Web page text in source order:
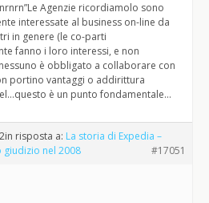
Agenzie ricordiamolo sono
interessate al business on-line da
in genere (le co-parti
fanno i loro interessi, e non
è obbligato a collaborare con
portino vantaggi o addirittura
è un punto fondamentale…
in risposta a: La storia di Expedia –
giudizio nel 2008
#17051